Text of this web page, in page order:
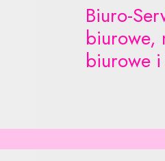
Biuro-
biurowe,
biurowe